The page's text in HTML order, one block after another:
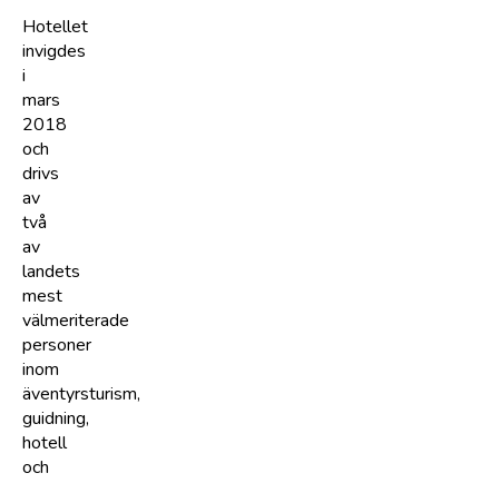
Hotellet
invigdes
i
mars
2018
och
drivs
av
två
av
landets
mest
välmeriterade
personer
inom
äventyrsturism,
guidning,
hotell
och